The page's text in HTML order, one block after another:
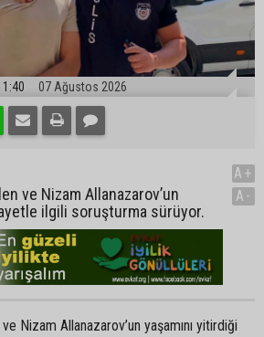
07 Ağustos 2026
ve Nizam Allanazarov’un
ilgili soruşturma sürüyor.
A+
A-
Nizam Allanazarov’un yaşamını yitirdiği